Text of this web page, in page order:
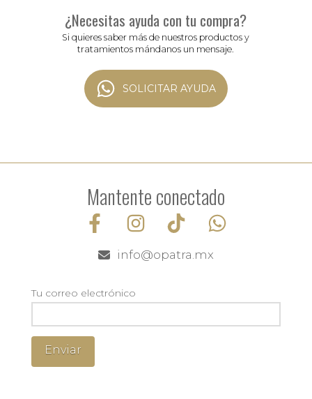
¿Necesitas ayuda con tu compra?
Si quieres saber más de nuestros productos y
tratamientos mándanos un mensaje.
SOLICITAR AYUDA
Mantente conectado
info@opatra.mx
Tu correo electrónico